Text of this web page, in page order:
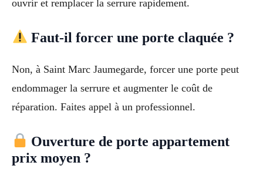
ouvrir et remplacer la serrure rapidement.
Faut-il forcer une porte claquée ?
Non, à Saint Marc Jaumegarde, forcer une porte peut
endommager la serrure et augmenter le coût de
réparation. Faites appel à un professionnel.
Ouverture de porte appartement
prix moyen ?